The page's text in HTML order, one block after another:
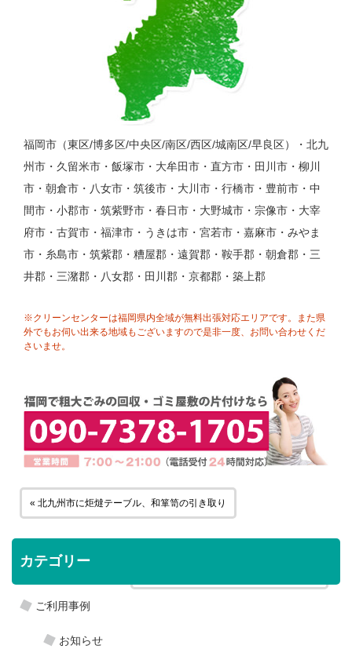
福岡市（東区/博多区/中央区/南区/西区/城南区/早良区）・北九
州市・久留米市・飯塚市・大牟田市・直方市・田川市・柳川
市・朝倉市・八女市・筑後市・大川市・行橋市・豊前市・中
間市・小郡市・筑紫野市・春日市・大野城市・宗像市・大宰
府市・古賀市・福津市・うきは市・宮若市・嘉麻市・みやま
市・糸島市・筑紫郡・糟屋郡・遠賀郡・鞍手郡・朝倉郡・三
井郡・三潴郡・八女郡・田川郡・京都郡・築上郡
※クリーンセンターは福岡県内全域が無料出張対応エリアです。また県
外でもお伺い出来る地域もございますので是非一度、お問い合わせくだ
さいませ。
« 北九州市に炬燵テーブル、和箪笥の引き取り
カテゴリー
ご利用事例
お知らせ